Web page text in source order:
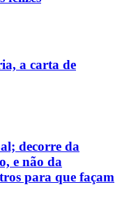
a carta de
decorre da
e não da
para que façam